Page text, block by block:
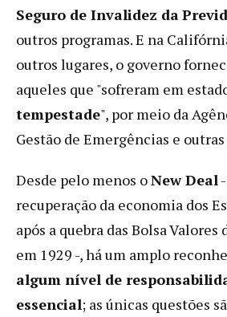
Seguro de Invalidez da
outros programas. E na
outros lugares, o governo
aqueles que "sofreram em
tempestade", por meio da
Gestão de Emergências e
Desde pelo menos oNew Deal
recuperação da economia dos
após a quebra das Bolsa Valores
em 1929 -, há um amplo
algum nível de
essencial; as únicas questões